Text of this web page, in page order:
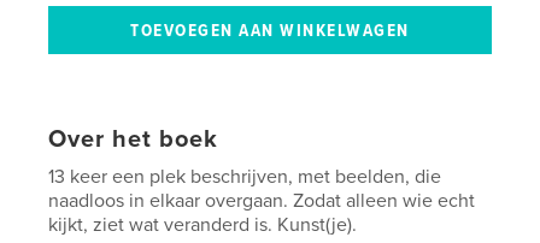
Over het boek
13 keer een plek beschrijven, met beelden, die
naadloos in elkaar overgaan. Zodat alleen wie echt
kijkt, ziet wat veranderd is. Kunst(je).